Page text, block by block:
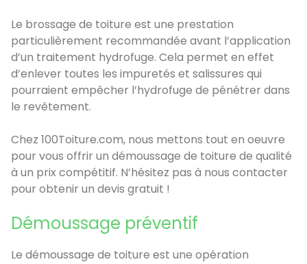
Le brossage de toiture est une prestation
particulièrement recommandée avant l’application
d’un traitement hydrofuge. Cela permet en effet
d’enlever toutes les impuretés et salissures qui
pourraient empêcher l’hydrofuge de pénétrer dans
le revêtement.
Chez 100Toiture.com, nous mettons tout en oeuvre
pour vous offrir un démoussage de toiture de qualité
à un prix compétitif. N’hésitez pas à nous contacter
pour obtenir un devis gratuit !
Démoussage préventif
Le démoussage de toiture est une opération